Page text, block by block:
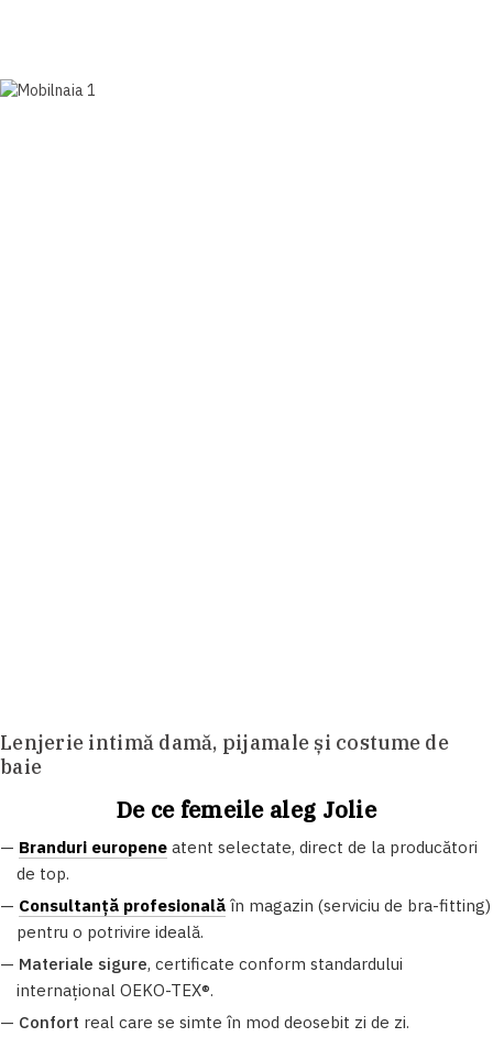
Lenjerie intimă damă, pijamale și costume de
baie
De ce femeile aleg Jolie
— Branduri europene atent selectate, direct de la producători
de top.
— Consultanță profesională în magazin (serviciu de bra-fitting)
pentru o potrivire ideală.
— Materiale sigure, certificate conform standardului
internațional OEKO-TEX®.
— Confort real care se simte în mod deosebit zi de zi.